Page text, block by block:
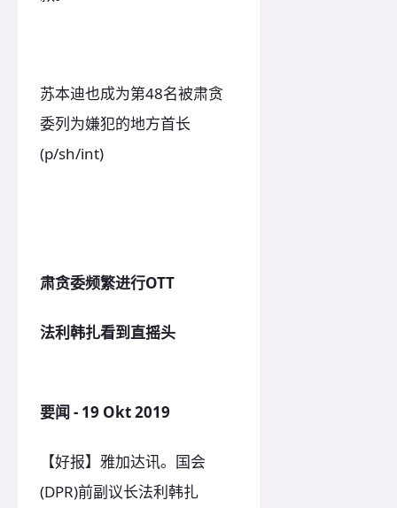
苏本迪也成为第48名被肃贪
委列为嫌犯的地方首长
(p/sh/int)
肃贪委频繁进行OTT
法利韩扎看到直摇头
要闻 - 19 Okt 2019
【好报】雅加达讯。国会
(DPR)前副议长法利韩扎